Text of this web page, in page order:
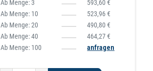
Ab Menge:3
593,60 €
Ab Menge: 10
523,96 €
Ab Menge:20
490,80 €
Ab Menge:40
464,27 €
Ab Menge: 100
anfragen